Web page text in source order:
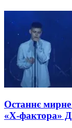
Останнє мирне
«Х-фактора»